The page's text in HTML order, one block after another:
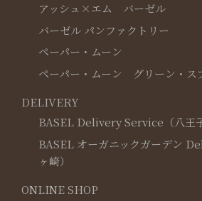
アッシュ×エム バーゼル
バーゼル パンファクトリー
ペーパー・ムーン
ペーパー・ムーン グリーン・ス
DELIVERY
BASEL Delivery Service（八王子
BASEL オーガニックガーデン
ヶ崎）
ONLINE SHOP